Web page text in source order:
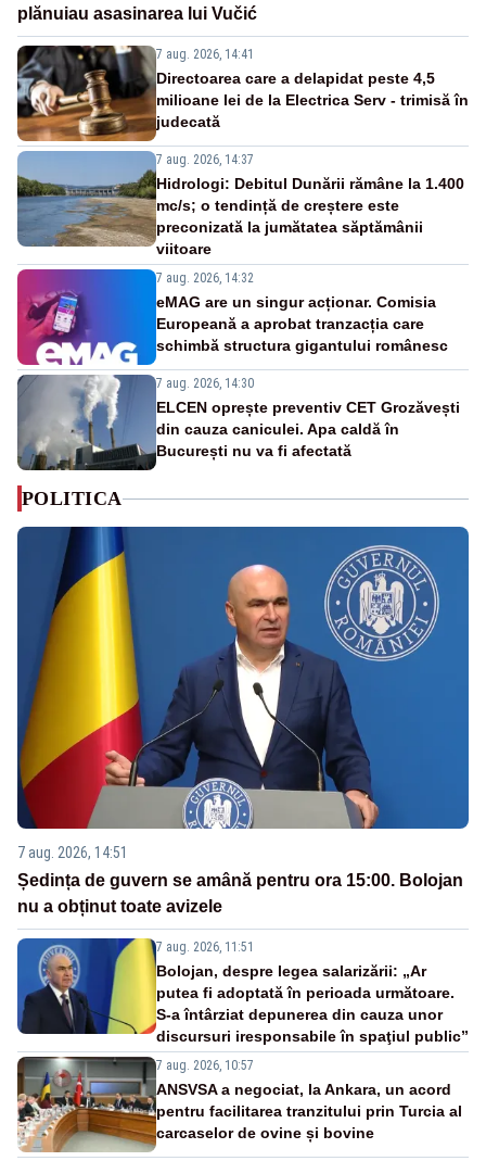
plănuiau asasinarea lui Vučić
7 aug. 2026, 14:41
Directoarea care a delapidat peste 4,5
milioane lei de la Electrica Serv - trimisă în
judecată
7 aug. 2026, 14:37
Hidrologi: Debitul Dunării rămâne la 1.400
mc/s; o tendință de creștere este
preconizată la jumătatea săptămânii
viitoare
7 aug. 2026, 14:32
eMAG are un singur acționar. Comisia
Europeană a aprobat tranzacția care
schimbă structura gigantului românesc
7 aug. 2026, 14:30
ELCEN oprește preventiv CET Grozăvești
din cauza caniculei. Apa caldă în
București nu va fi afectată
POLITICA
7 aug. 2026, 14:51
Ședința de guvern se amână pentru ora 15:00. Bolojan
nu a obținut toate avizele
7 aug. 2026, 11:51
Bolojan, despre legea salarizării: „Ar
putea fi adoptată în perioada următoare.
S-a întârziat depunerea din cauza unor
discursuri iresponsabile în spaţiul public”
7 aug. 2026, 10:57
ANSVSA a negociat, la Ankara, un acord
pentru facilitarea tranzitului prin Turcia al
carcaselor de ovine și bovine